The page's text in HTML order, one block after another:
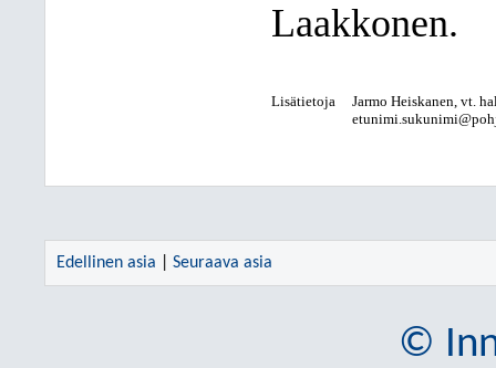
Laakkonen.
Lisätietoja
Jarmo Heiskanen, vt.
Edellinen asia Seuraava asia
©